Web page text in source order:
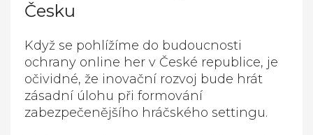
Česku
Když se pohlížíme do budoucnosti
ochrany online her v České republice, je
očividné, že inovační rozvoj bude hrát
zásadní úlohu při formování
zabezpečenějšího hráčského settingu.